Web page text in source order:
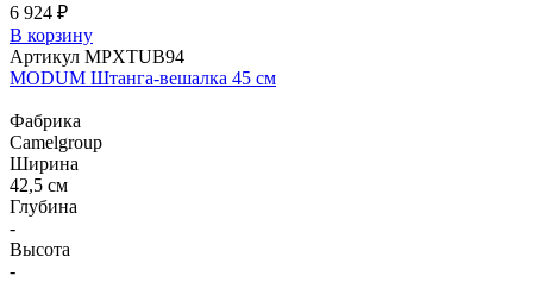
6 924 ₽
В корзину
Артикул MPXTUB94
MODUM Штанга-вешалка 45 см
Фабрика
Camelgroup
Ширина
42,5 см
Глубина
-
Высота
-